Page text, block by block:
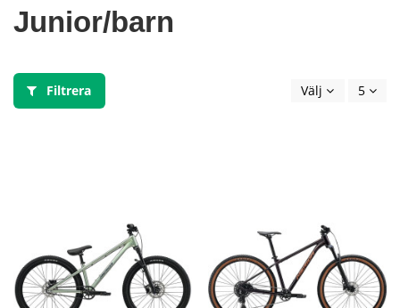
Junior/barn
Filtrera Välj 5